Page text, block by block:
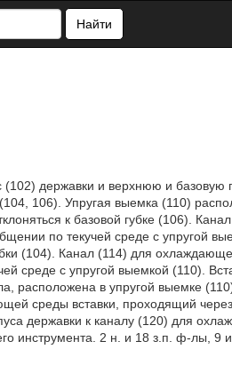
Найти
державки и верхнюю и базовую
106). Упругая выемка (110)
к базовой губке (106).
по текучей среде с упругой
(104). Канал (114) для
среде с упругой выемкой (110).
расположена в упругой выемке
среды вставки, проходящий
державки к каналу (120) для
инструмента. 2 н. и 18 з.п. ф-лы, 9